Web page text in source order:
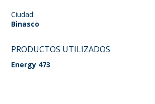
Ciudad:
Binasco
PRODUCTOS UTILIZADOS
Energy 473